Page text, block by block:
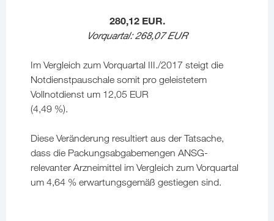
280,12 EUR.
Vorquartal: 268,07 EUR
Im Vergleich zum Vorquartal III./2017 steigt die
Notdienstpauschale somit pro geleistetem
Vollnotdienst um 12,05 EUR
(4,49 %).
Diese Veränderung resultiert aus der Tatsache,
dass die Packungsabgabemengen ANSG-
relevanter Arzneimittel im Vergleich zum Vorquartal
um 4,64 % erwartungsgemäß gestiegen sind.